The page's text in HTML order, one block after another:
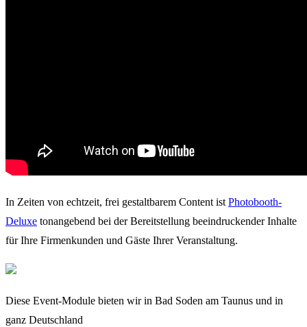
In Zeiten von echtzeit, frei gestaltbarem Content ist Photobooth-
Deluxe tonangebend bei der Bereitstellung beeindruckender Inhalte
für Ihre Firmenkunden und Gäste Ihrer Veranstaltung.
Diese Event-Module bieten wir in Bad Soden am Taunus und in
ganz Deutschland